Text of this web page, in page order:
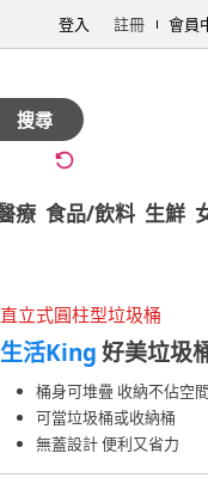
登入 註冊 會員
搜尋
療 食品/飲料 生鮮
直立式圓柱型垃圾桶
生活King好美垃圾
桶身可堆疊 收納不佔空
可當垃圾桶或收納桶
無蓋設計 便利又省力